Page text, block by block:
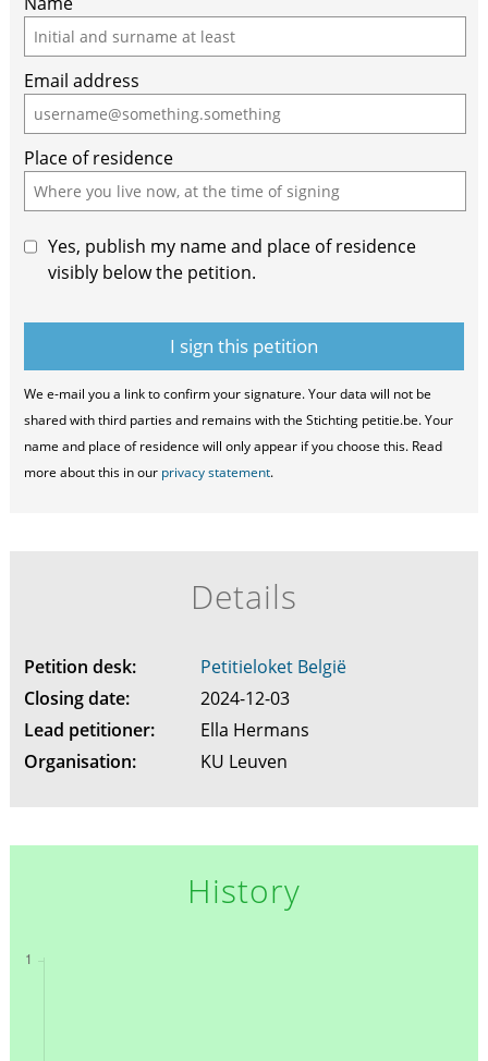
Email address
Place of residence
Yes, publish my name and place of residence
visibly below the petition.
We e-mail you a link to confirm your signature. Your data will not be
shared with third parties and remains with the Stichting petitie.be. Your
name and place of residence will only appear if you choose this. Read
more about this in our privacy statement.
Details
Petition desk:
Petitieloket België
Closing date:
2024-12-03
Lead petitioner:
Ella Hermans
Organisation:
KU Leuven
History